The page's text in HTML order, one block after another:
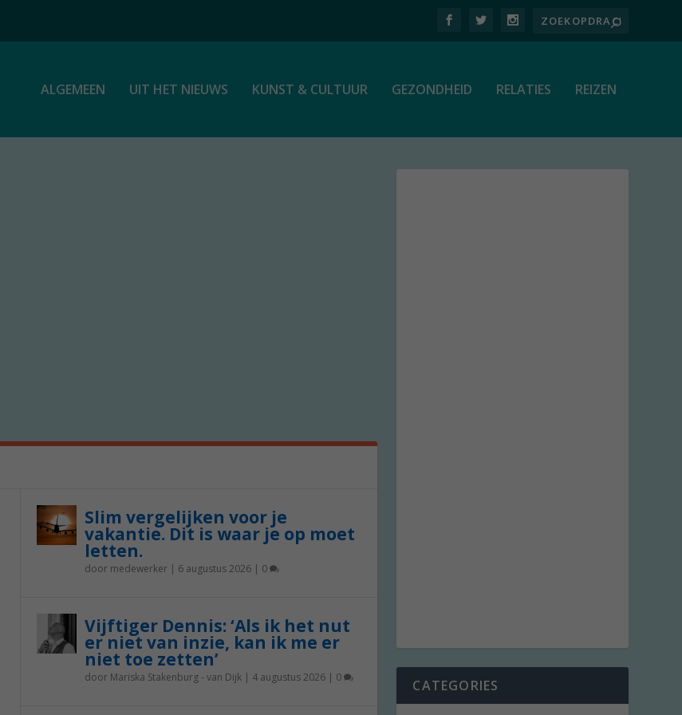
ALGEMEEN UIT HET NIEUWS KUNST & CULTUUR GEZONDHEID RELATIES REIZEN
Slim vergelijken voor je
vakantie. Dit is waar je op moet
letten.
door medewerker| 6 augustus 2026| 0
Vijftiger Dennis: ‘Als ik het nut
er niet van inzie, kan ik me er
niet toe zetten’
door Mariska Stakenburg - van Dijk| 4 augustus 2026| 0 CATEGORIES